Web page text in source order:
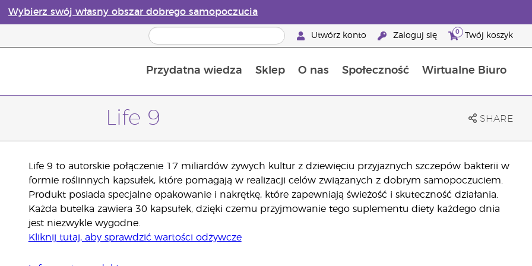
Wybierz swój własny obszar dobrego samopoczucia
Utwórz konto Zaloguj się 0 Twój koszyk
Przydatna wiedza Sklep O nas Społeczność Wirtualne Biuro
Life 9 SHARE
Life 9 to autorskie połączenie 17 miliardów żywych kultur z dziewięciu przyjaznych szczepów bakterii w
formie roślinnych kapsułek, które pomagają w realizacji celów związanych z dobrym samopoczuciem.
Produkt posiada specjalne opakowanie i nakrętkę, które zapewniają świeżość i skuteczność działania.
Każda butelka zawiera 30 kapsułek, dzięki czemu przyjmowanie tego suplementu diety każdego dnia
jest niezwykle wygodne.
Kliknij tutaj, aby sprawdzić wartości odżywcze